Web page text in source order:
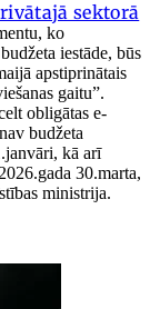
sektorā
ko
iestāde, būs
apstiprinātais
gaitu”.
obligātas e-
budžeta
kā arī
30.marta,
ministrija.